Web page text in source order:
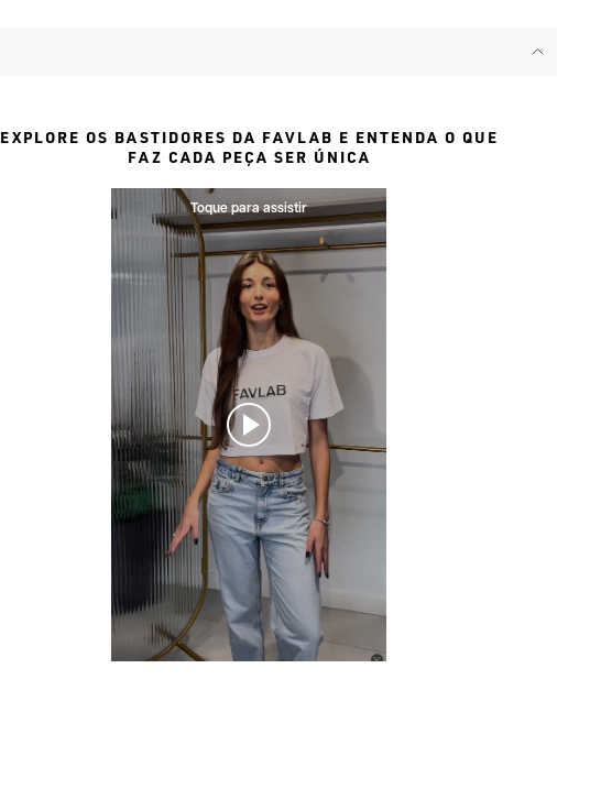
EXPLORE OS BASTIDORES DA FAVLAB E ENTENDA O QUE
FAZ CADA PEÇA SER ÚNICA